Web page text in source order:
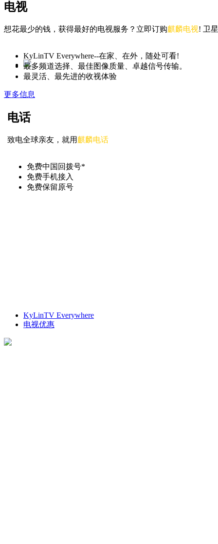
KyLinTV Everywhere
电视优惠
电视
想花最少的钱，获得最好的电视服务？立即订购麒麟电视! 卫
KyLinTV Everywhere--在家、在外，随处可看!
最多频道选择、最佳图像质量、卓越信号传输。
最灵活、最先进的收视体验
更多信息
电话
致电全球亲友，就用 麒麟电话
免费中国回拨号*
免费手机接入
免费保留原号